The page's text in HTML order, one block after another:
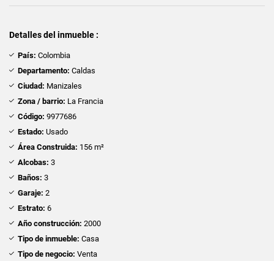
Detalles del inmueble :
País: Colombia
Departamento: Caldas
Ciudad: Manizales
Zona / barrio: La Francia
Código: 9977686
Estado: Usado
Área Construida: 156 m²
Alcobas: 3
Baños: 3
Garaje: 2
Estrato: 6
Año construcción: 2000
Tipo de inmueble: Casa
Tipo de negocio: Venta